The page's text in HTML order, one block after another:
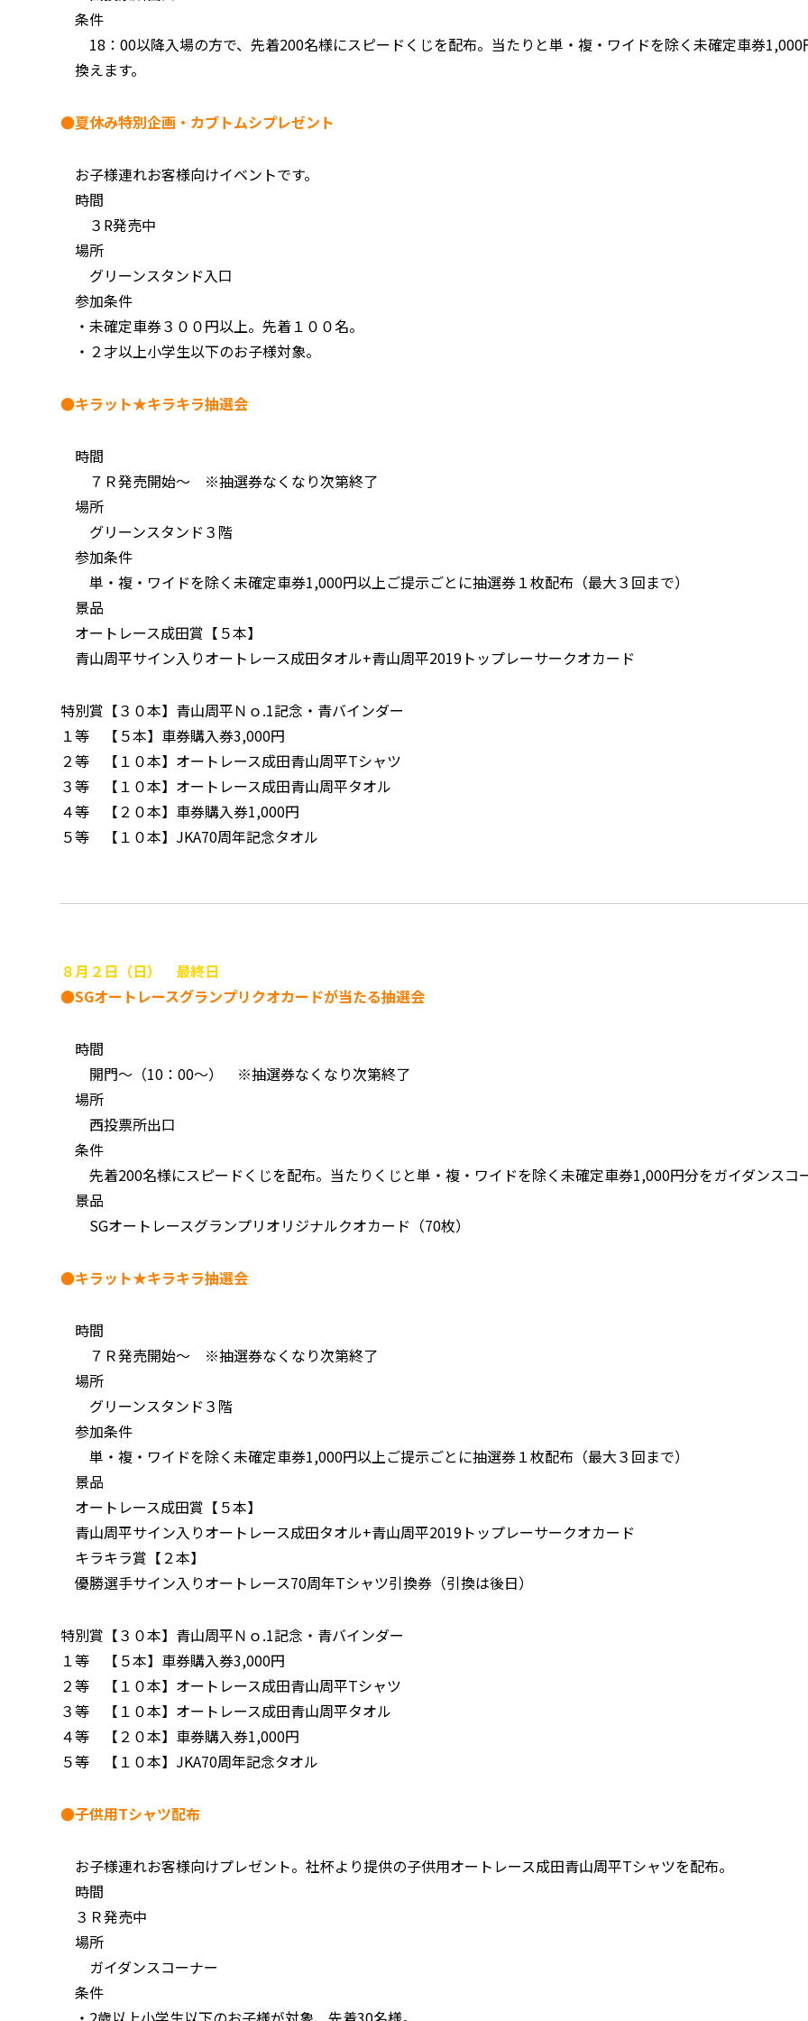
条件
18：00以降入場の方で、先着200名様にスピードくじを配布。当たりと単・複・ワイドを除く未確定車券
換えます。
●夏休み特別企画・カブトムシプレゼント
お子様連れお客様向けイベントです。
時間
３R発売中
場所
グリーンスタンド入口
参加条件
・未確定車券３００円以上。先着１００名。
・２才以上小学生以下のお子様対象。
●キラット★キラキラ抽選会
時間
７Ｒ発売開始～ ※抽選券なくなり次第終了
場所
グリーンスタンド３階
参加条件
単・複・ワイドを除く未確定車券1,000円以上ご提示ごとに抽選券１枚配布（最大３回まで）
景品
オートレース成田賞【５本】
青山周平サイン入りオートレース成田タオル+青山周平2019トップレーサークオカード
特別賞【３０本】青山周平Ｎｏ.1記念・青バインダー
１等 【５本】車券購入券3,000円
２等 【１０本】オートレース成田青山周平Tシャツ
３等 【１０本】オートレース成田青山周平タオル
４等 【２０本】車券購入券1,000円
５等 【１０本】JKA70周年記念タオル
８月２日（日） 最終日
●SGオートレースグランプリクオカードが当たる抽選会
時間
開門～（10：00～） ※抽選券なくなり次第終了
場所
西投票所出口
条件
先着200名様にスピードくじを配布。当たりくじと単・複・ワイドを除く未確定車券1,000円分をガイダンスコ
景品
SGオートレースグランプリオリジナルクオカード（70枚）
●キラット★キラキラ抽選会
時間
７Ｒ発売開始～ ※抽選券なくなり次第終了
場所
グリーンスタンド３階
参加条件
単・複・ワイドを除く未確定車券1,000円以上ご提示ごとに抽選券１枚配布（最大３回まで）
景品
オートレース成田賞【５本】
青山周平サイン入りオートレース成田タオル+青山周平2019トップレーサークオカード
キラキラ賞【２本】
優勝選手サイン入りオートレース70周年Tシャツ引換券（引換は後日）
特別賞【３０本】青山周平Ｎｏ.1記念・青バインダー
１等 【５本】車券購入券3,000円
２等 【１０本】オートレース成田青山周平Tシャツ
３等 【１０本】オートレース成田青山周平タオル
４等 【２０本】車券購入券1,000円
５等 【１０本】JKA70周年記念タオル
●子供用Tシャツ配布
お子様連れお客様向けプレゼント。社杯より提供の子供用オートレース成田青山周平Tシャツを配布。
時間
３Ｒ発売中
場所
ガイダンスコーナー
条件